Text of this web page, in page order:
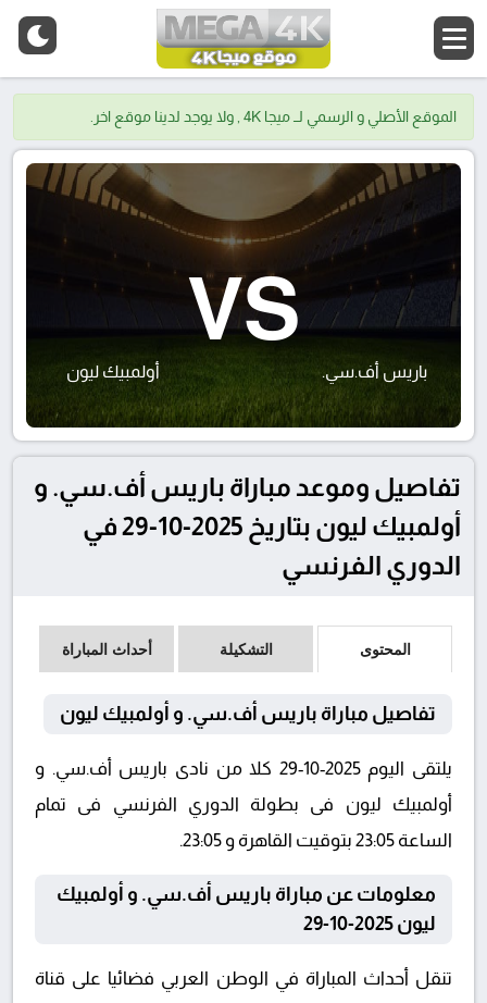
الموقع الأصلي و الرسمي لــ ميجا 4K , ولا يوجد لدينا موقع اخر.
باريس أف.سي.
VS
أولمبيك ليون
تفاصيل وموعد مباراة باريس أف.سي. و
أولمبيك ليون بتاريخ 2025-10-29 في
الدوري الفرنسي
المحتوى التشكيلة أحداث المباراة
تفاصيل مباراة باريس أف.سي. و أولمبيك ليون
يلتقى اليوم 2025-10-29 كلا من نادى باريس أف.سي. و
أولمبيك ليون فى بطولة الدوري الفرنسي فى تمام
الساعة 23:05 بتوقيت القاهرة و 23:05.
معلومات عن مباراة باريس أف.سي. و أولمبيك
ليون 2025-10-29
تنقل أحداث المباراة في الوطن العربي فضائيا على قناة